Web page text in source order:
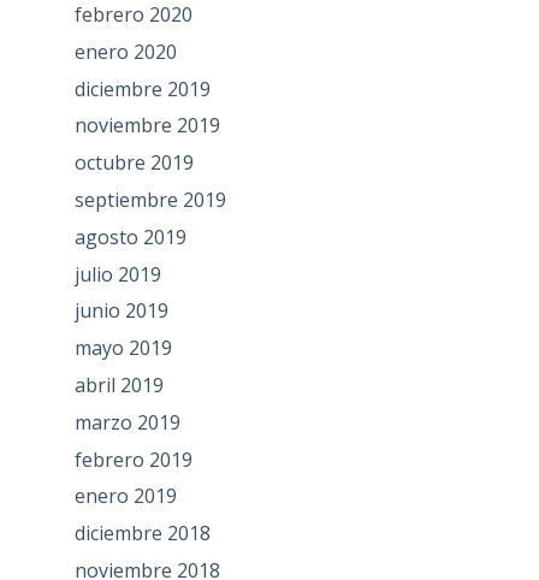
febrero 2020
enero 2020
diciembre 2019
noviembre 2019
octubre 2019
septiembre 2019
agosto 2019
julio 2019
junio 2019
mayo 2019
abril 2019
marzo 2019
febrero 2019
enero 2019
diciembre 2018
noviembre 2018